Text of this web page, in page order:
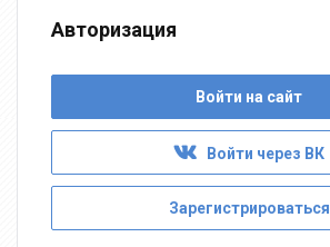
Авторизация
Войти на сайт
Войти через ВК
Зарегистрироваться